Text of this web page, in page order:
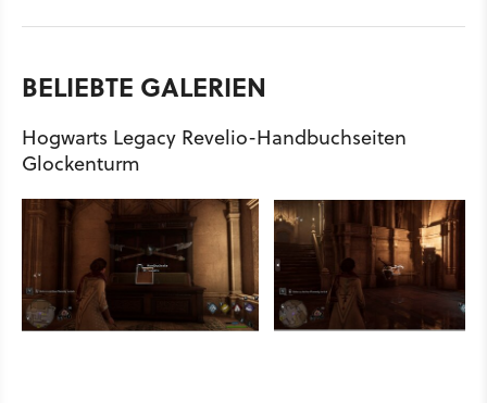
BELIEBTE GALERIEN
Hogwarts Legacy Revelio-Handbuchseiten
Glockenturm